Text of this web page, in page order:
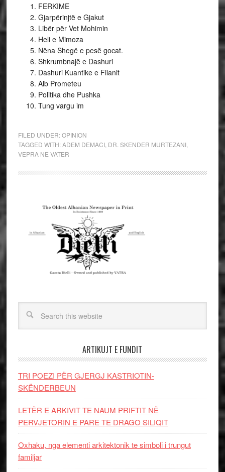
FERKIME
Gjarpërinjtë e Gjakut
Libër për Vet Mohimin
Heli e Mimoza
Nëna Shegë e pesë gocat.
Shkrumbnajë e Dashuri
Dashuri Kuantike e Filanit
Alb Prometeu
Politika dhe Pushka
Tung vargu im
FILED UNDER:OPINION
TAGGED WITH:ADEM DEMACI, DR. SKENDER MURTEZANI,
VEPRA NE VATER
ARTIKUJT E FUNDIT
TRI POEZI PËR GJERGJ KASTRIOTIN-
SKËNDERBEUN
LETËR E ARKIVIT TE NAUM PRIFTIT NË
PERVJETORIN E PARE TE DRAGO SILIQIT
Oxhaku, nga elementi arkitektonik te simboli i trungut
familjar